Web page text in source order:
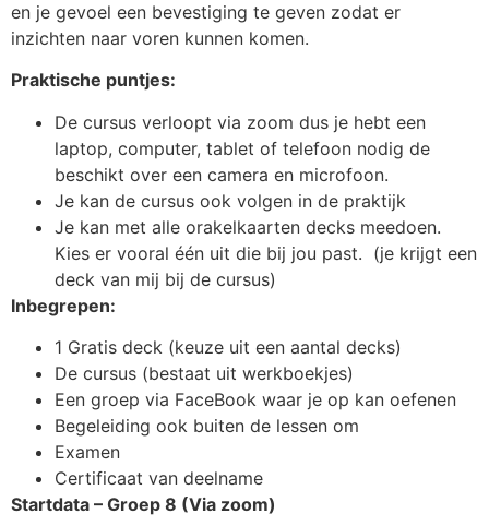
en je gevoel een bevestiging te geven zodat er
inzichten naar voren kunnen komen.
Praktische puntjes:
De cursus verloopt via zoom dus je hebt een
laptop, computer, tablet of telefoon nodig de
beschikt over een camera en microfoon.
Je kan de cursus ook volgen in de praktijk
Je kan met alle orakelkaarten decks meedoen.
Kies er vooral één uit die bij jou past. (je krijgt een
deck van mij bij de cursus)
Inbegrepen:
1 Gratis deck (keuze uit een aantal decks)
De cursus (bestaat uit werkboekjes)
Een groep via FaceBook waar je op kan oefenen
Begeleiding ook buiten de lessen om
Examen
Certificaat van deelname
Startdata – Groep 8 (Via zoom)